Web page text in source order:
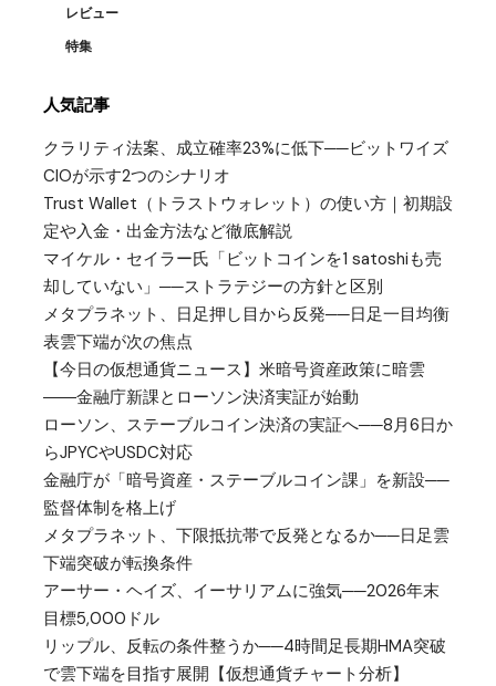
レビュー
特集
人気記事
クラリティ法案、成立確率23%に低下──ビットワイズ
CIOが示す2つのシナリオ
Trust Wallet（トラストウォレット）の使い方｜初期設
定や入金・出金方法など徹底解説
マイケル・セイラー氏「ビットコインを1 satoshiも売
却していない」──ストラテジーの方針と区別
メタプラネット、日足押し目から反発──日足一目均衡
表雲下端が次の焦点
【今日の仮想通貨ニュース】米暗号資産政策に暗雲
――金融庁新課とローソン決済実証が始動
ローソン、ステーブルコイン決済の実証へ──8月6日か
らJPYCやUSDC対応
金融庁が「暗号資産・ステーブルコイン課」を新設──
監督体制を格上げ
メタプラネット、下限抵抗帯で反発となるか──日足雲
下端突破が転換条件
アーサー・ヘイズ、イーサリアムに強気──2026年末
目標5,000ドル
リップル、反転の条件整うか──4時間足長期HMA突破
で雲下端を目指す展開【仮想通貨チャート分析】